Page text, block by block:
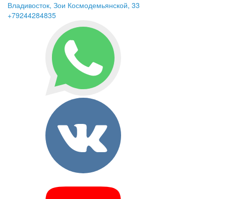
Владивосток, Зои Космодемьянской, 33
+79244284835